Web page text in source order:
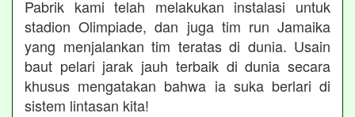
Pabrik kami telah melakukan instalasi untuk
stadion Olimpiade, dan juga tim run Jamaika
yang menjalankan tim teratas di dunia. Usain
baut pelari jarak jauh terbaik di dunia secara
khusus mengatakan bahwa ia suka berlari di
sistem lintasan kita!